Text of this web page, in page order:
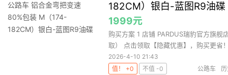
182CM）银白-蓝图R9油碟
1999元
购买方案 1 店铺 PARDUS瑞豹官方旗
取） 点击领取【隐藏优惠】，购买更省
2026-4-10 21:43
值！ +0
不值 -0 公路车